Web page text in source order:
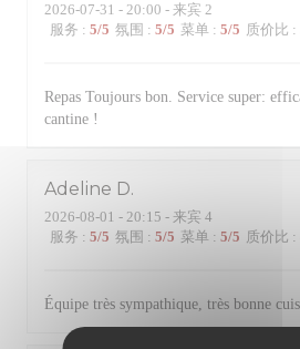
2026-07-31 - 20:00 - 来宾 2
服务 : 5/5 氛围 : 5/5 菜单 : 5/5 质价比 :
Repas Toujours bon. Service super:
cantine !
Adeline D
2026-08-01 - 20:15 - 来宾 4
服务 : 5/5 氛围 : 5/5 菜单 : 5/5 质价比 :
Équipe très sympathique, très bonne